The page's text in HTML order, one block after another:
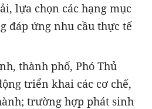
lựa chọn các hạng mục
đáp ứng nhu cầu thực tế
thành phố, Phó Thủ
triển khai các cơ chế,
trường hợp phát sinh